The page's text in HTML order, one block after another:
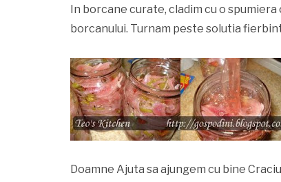
In borcane curate, cladim cu o
borcanului. Turnam peste solutia
Doamne Ajuta sa ajungem cu bine